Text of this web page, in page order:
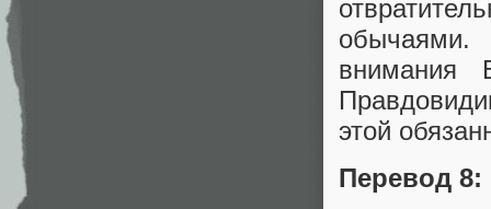
внимания
этой
Перевод 8: